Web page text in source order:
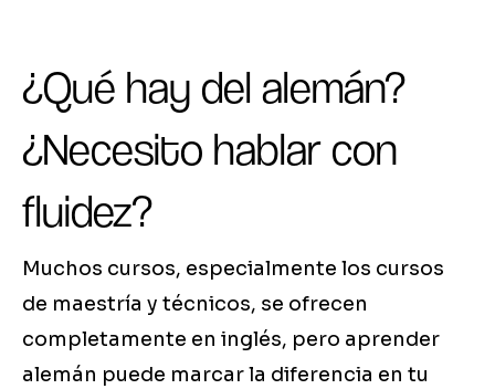
¿Qué hay del alemán?
¿Necesito hablar con
fluidez?
Muchos cursos, especialmente los cursos
de maestría y técnicos, se ofrecen
completamente en inglés, pero aprender
alemán puede marcar la diferencia en tu